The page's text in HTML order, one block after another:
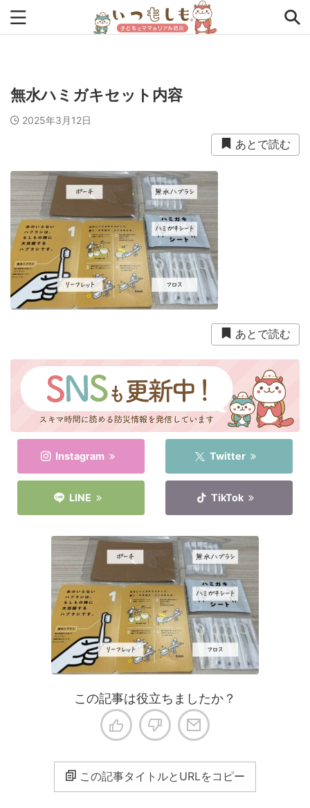
チェックリスト
ローリングストック 主食 事前対策
停電 備蓄 収納 台風 在宅避難
外出中 外出先 小学生 幼児
暮らし方 検証 特別企画 生理
防災グッズ
防災ポーチ 防災学習 非常持出袋 非常食
食事
無水ハミガキセット内容
2025年3月12日
あとで読む
あとで読む
Instagram Twitter
LINE TikTok
この記事は役立ちましたか？
この記事タイトルとURLをコピー